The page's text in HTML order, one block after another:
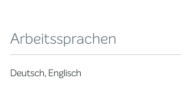
Arbeitssprachen
Deutsch, Englisch